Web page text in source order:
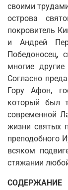
своими
острова
покровитель
и Андрей
Победоносец,
многие
Согласно
Гору Афон,
который был
современной
жизни святых
преподобного
всяком
стяжании
СОДЕРЖАНИЕ